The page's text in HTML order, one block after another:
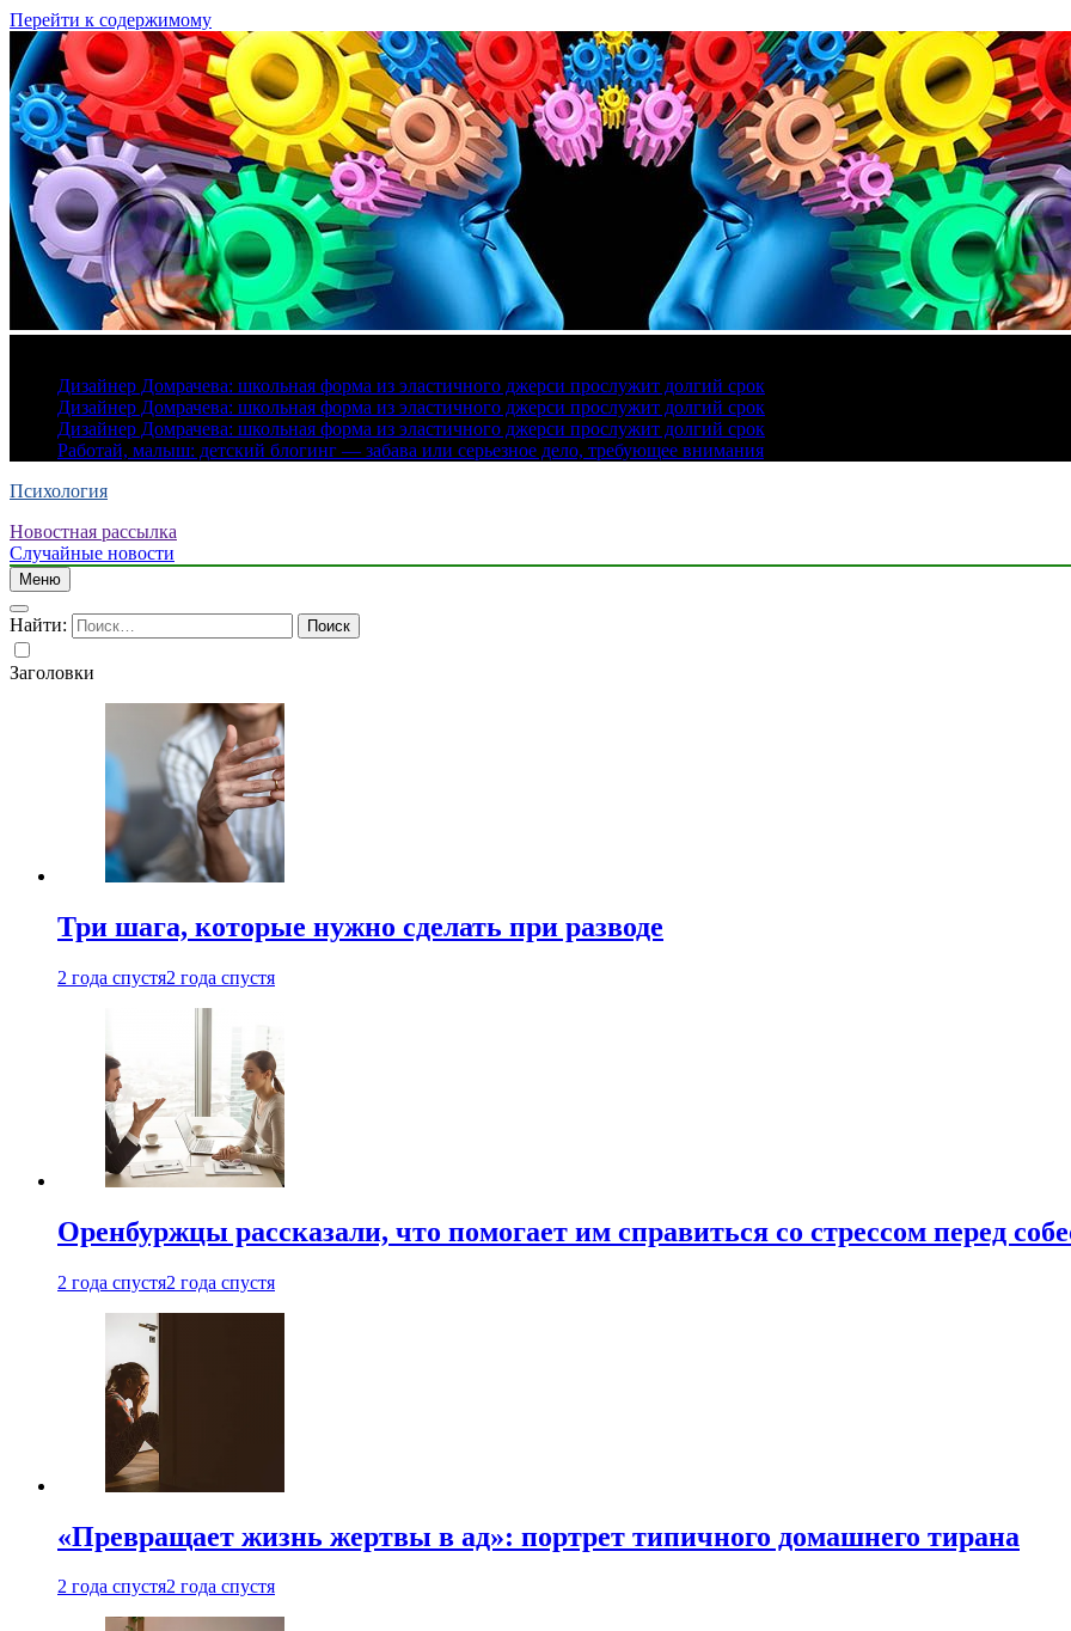
Перейти к содержимому
Дизайнер Домрачева: школьная форма из эластичного джерси прослужит долгий срок
Дизайнер Домрачева: школьная форма из эластичного джерси прослужит долгий срок
Дизайнер Домрачева: школьная форма из эластичного джерси прослужит долгий срок
Работай, малыш: детский блогинг — забава или серьезное дело, требующее внимания
Психология
Новостная рассылка
Случайные новости
Меню
Найти:
Заголовки
Три шага, которые нужно сделать при разводе
2 года спустя2 года спустя
Оренбуржцы рассказали, что помогает им справиться со стрессом перед
2 года спустя2 года спустя
«Превращает жизнь жертвы в ад»: портрет типичного домашнего тирана
2 года спустя2 года спустя